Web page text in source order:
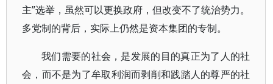
主”选举，虽然可以更换政府，但改变不了统治势力。
多党制的背后，实际上仍然是资本集团的专制。
我们需要的社会，是发展的目的真正为了人的社
会，而不是为了牟取利润而剥削和践踏人的尊严的社